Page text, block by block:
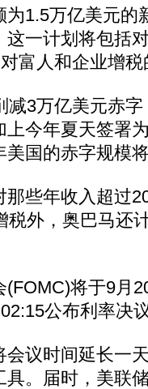
1.5万亿美元的
一计划将包括
富人和企业增
3万亿美元赤字
今年夏天签署
国的赤字规模
些年收入超过
外，奥巴马还
将于9月
公布利率决
议时间延长一
。届时，美联